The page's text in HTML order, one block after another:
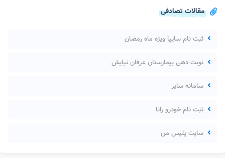
مقالات تصادفی
ثبت نام سایپا ویژه ماه رمضان
نوبت دهی بیمارستان عرفان نیایش
سامانه سایر
ثبت نام خودرو رانا
سایت پلیس من